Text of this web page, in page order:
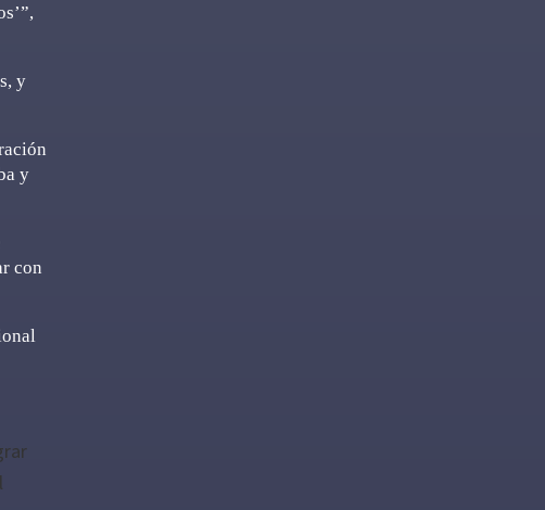
y
y
con